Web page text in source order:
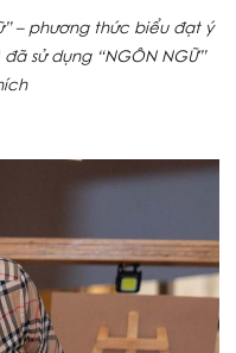
– phương thức biểu đạt ý
sử dụng “NGÔN NGỮ”